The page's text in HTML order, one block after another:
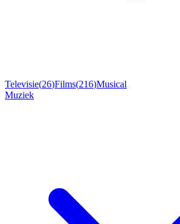
Televisie(26)Films(216)Musical
Muziek